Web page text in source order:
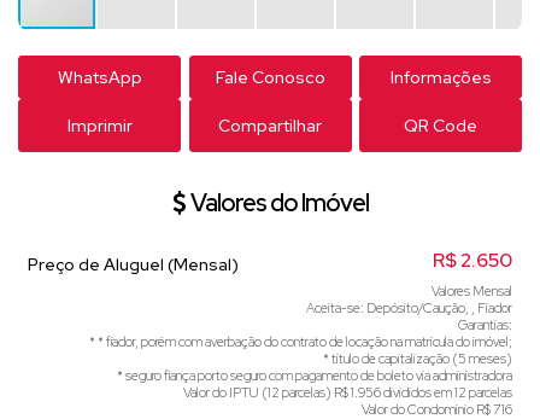
WhatsApp Fale Conosco Informações
Imprimir Compartilhar QR Code
Valores do Imóvel
R$2.650
Preço de Aluguel (Mensal)
Valores Mensal
Aceita-se: Depósito/Caução, , Fiador
Garantias:
* ⁠* fiador, porém com averbação do contrato de locação na matrícula do imóvel;
* ⁠titulo de capitalização (5 meses)
* ⁠seguro fiança porto seguro com pagamento de boleto via administradora
Valor do IPTU (12 parcelas) R$1.956 divididos em 12 parcelas
Valor do Condominio R$716